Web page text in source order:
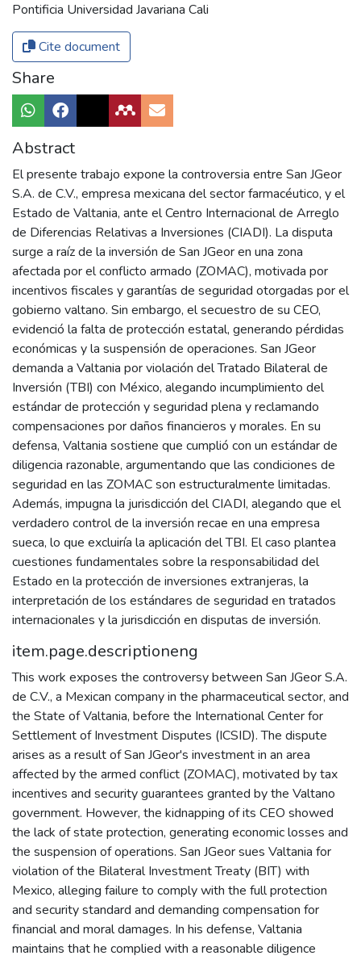
Pontificia Universidad Javariana Cali
Cite document
Share
Abstract
El presente trabajo expone la controversia entre San JGeor
S.A. de C.V., empresa mexicana del sector farmacéutico, y el
Estado de Valtania, ante el Centro Internacional de Arreglo
de Diferencias Relativas a Inversiones (CIADI). La disputa
surge a raíz de la inversión de San JGeor en una zona
afectada por el conflicto armado (ZOMAC), motivada por
incentivos fiscales y garantías de seguridad otorgadas por el
gobierno valtano. Sin embargo, el secuestro de su CEO,
evidenció la falta de protección estatal, generando pérdidas
económicas y la suspensión de operaciones. San JGeor
demanda a Valtania por violación del Tratado Bilateral de
Inversión (TBI) con México, alegando incumplimiento del
estándar de protección y seguridad plena y reclamando
compensaciones por daños financieros y morales. En su
defensa, Valtania sostiene que cumplió con un estándar de
diligencia razonable, argumentando que las condiciones de
seguridad en las ZOMAC son estructuralmente limitadas.
Además, impugna la jurisdicción del CIADI, alegando que el
verdadero control de la inversión recae en una empresa
sueca, lo que excluiría la aplicación del TBI. El caso plantea
cuestiones fundamentales sobre la responsabilidad del
Estado en la protección de inversiones extranjeras, la
interpretación de los estándares de seguridad en tratados
internacionales y la jurisdicción en disputas de inversión.
item.page.descriptioneng
This work exposes the controversy between San JGeor S.A.
de C.V., a Mexican company in the pharmaceutical sector, and
the State of Valtania, before the International Center for
Settlement of Investment Disputes (ICSID). The dispute
arises as a result of San JGeor's investment in an area
affected by the armed conflict (ZOMAC), motivated by tax
incentives and security guarantees granted by the Valtano
government. However, the kidnapping of its CEO showed
the lack of state protection, generating economic losses and
the suspension of operations. San JGeor sues Valtania for
violation of the Bilateral Investment Treaty (BIT) with
Mexico, alleging failure to comply with the full protection
and security standard and demanding compensation for
financial and moral damages. In his defense, Valtania
maintains that he complied with a reasonable diligence